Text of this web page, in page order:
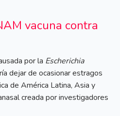
vacuna contra
por la Escherichia
dejar de ocasionar estragos
de América Latina, Asia y
creada por investigadores